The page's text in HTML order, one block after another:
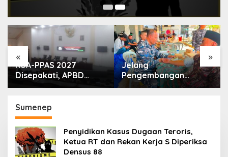
« »
KUA-PPAS 2027
Disepakati, APBD
Sampang Defisit Rp
Jelang
Pengembangan
Lapangan Hidayah,
Sumenep
Penyidikan Kasus Dugaan Teroris,
Ketua RT dan Rekan Kerja S Diperiksa
Densus 88